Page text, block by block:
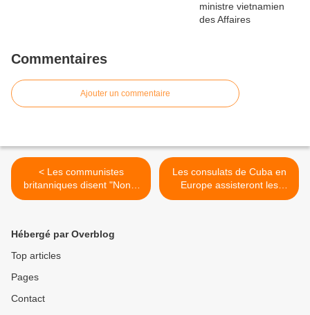
Commentaires
Ajouter un commentaire
< Les communistes
britanniques disent "Non à
la guerre de Poutine, non à
Les consulats de Cuba en
Europe assisteront les
ressortissants en Ukraine >
Hébergé par Overblog
Top articles
Pages
Contact